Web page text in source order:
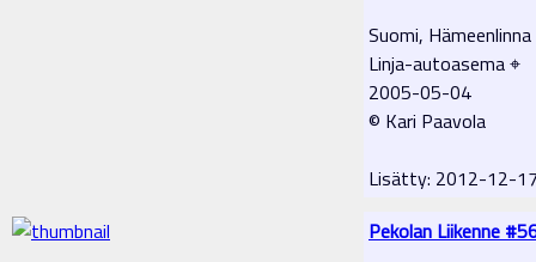
Suomi, Hämeenlinna
Linja-autoasema ⌖
2005-05-04
© Kari Paavola
Lisätty: 2012-12-
Pekolan Liikenne